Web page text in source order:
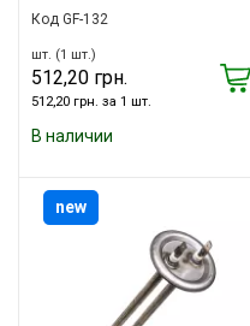
Код GF-132
шт. (1 шт.)
512,20 грн.
512,20 грн. за 1 шт.
В наличии
new